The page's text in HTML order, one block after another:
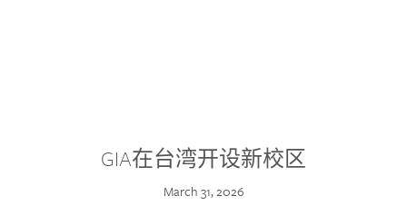
GIA在台湾开设新校区
March 31, 2026